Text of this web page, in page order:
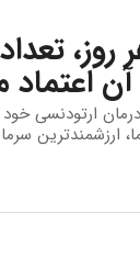
اعتماد
ارتودنسی خود
ارزشمندترین